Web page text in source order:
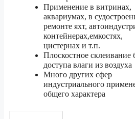
Применение в витринах,
аквариумах, в
ремонте яхт,
контейнерах,емкостях,
цистернах и т.п.
Плоскостное склеивание
доступа влаги из воздуха
Много других сфер
индустриального
общего характера